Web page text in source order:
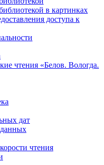
в картинках
доступа к
чтения «Белов. Вологда.
дат
чтения